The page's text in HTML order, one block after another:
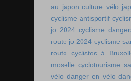
au japon culture vélo
cyclisme antisportif
jo 2024 cyclisme
route jo 2024 cyclisme
route
cyclistes à
moselle cyclotourisme
vélo danger en vélo